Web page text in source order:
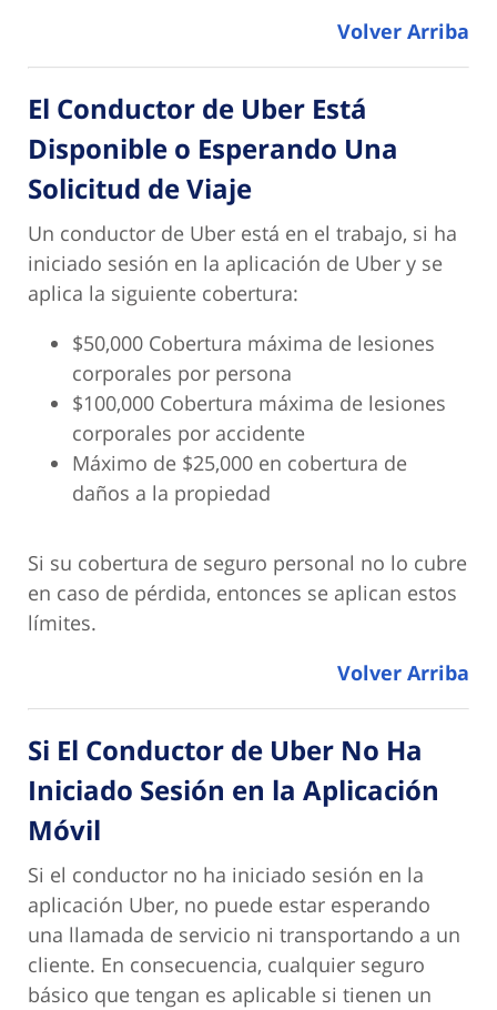
Volver Arriba
El Conductor de Uber Está
Disponible o Esperando Una
Solicitud de Viaje
Un conductor de Uber está en el trabajo, si ha
iniciado sesión en la aplicación de Uber y se
aplica la siguiente cobertura:
$50,000 Cobertura máxima de lesiones
corporales por persona
$100,000 Cobertura máxima de lesiones
corporales por accidente
Máximo de $25,000 en cobertura de
daños a la propiedad
Si su cobertura de seguro personal no lo cubre
en caso de pérdida, entonces se aplican estos
límites.
Volver Arriba
Si El Conductor de Uber No Ha
Iniciado Sesión en la Aplicación
Móvil
Si el conductor no ha iniciado sesión en la
aplicación Uber, no puede estar esperando
una llamada de servicio ni transportando a un
cliente. En consecuencia, cualquier seguro
básico que tengan es aplicable si tienen un